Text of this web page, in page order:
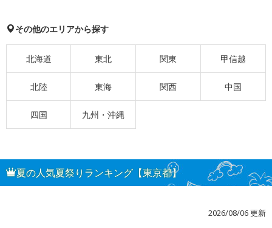
その他のエリアから探す
北海道 東北 関東 甲信越
北陸 東海 関西 中国
四国 九州・沖縄
夏の人気夏祭りランキング【東京都】
2026/08/06 更新